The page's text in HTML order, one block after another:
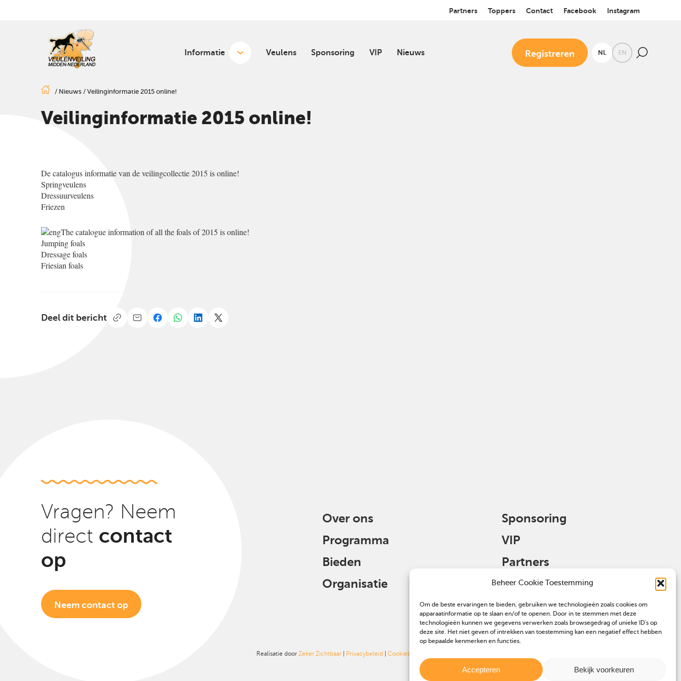
Beheer Cookie Toestemming
Om de beste ervaringen te bieden, gebruiken we technologieën zoals cookies om
apparaatinformatie op te slaan en/of te openen. Door in te stemmen met deze
technologieën kunnen we gegevens verwerken zoals browsegedrag of unieke ID's op
deze site. Het niet geven of intrekken van toestemming kan een negatief effect hebben
op bepaalde kenmerken en functies.
Accepteren Bekijk voorkeuren
Partners Toppers Contact Facebook Instagram
Informatie Veulens Sponsoring VIP Nieuws Registreren NL EN
/ Nieuws/ Veilinginformatie 2015 online!
Veilinginformatie 2015 online!
De catalogus informatie van de veilingcollectie 2015 is online!
Springveulens
Dressuurveulens
Friezen
The catalogue information of all the foals of 2015 is online!
Jumping foals
Dressage foals
Friesian foals
Deel dit bericht
Vragen? Neem
direct contact
op
Neem contact op
Over ons
Programma
Bieden
Organisatie
Sponsoring
VIP
Partners
Veulen aanmelden
Realisatie door Zeker Zichtbaar | Privacybeleid | Cookiebeleid